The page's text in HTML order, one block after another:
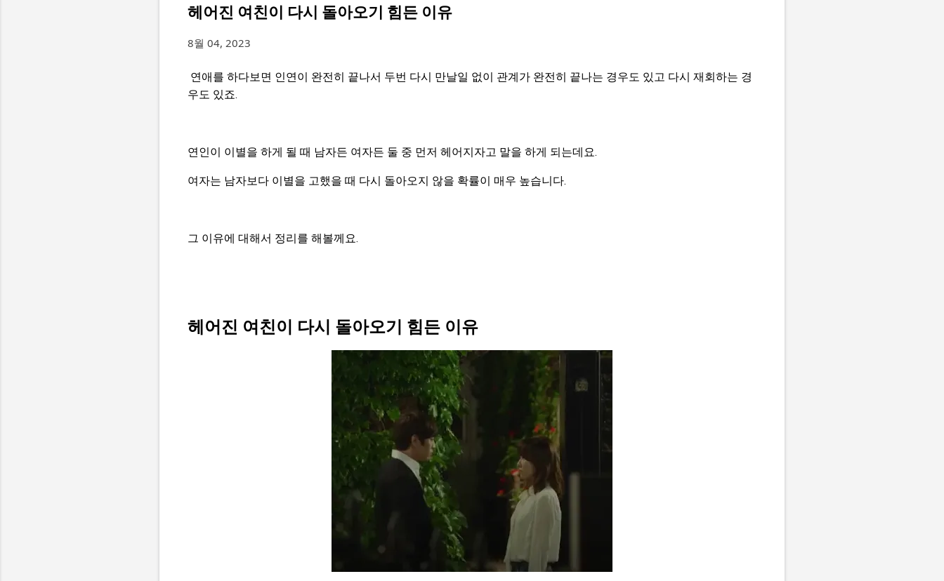
헤어진 여친이 다시 돌아오기 힘든 이유
8월 04, 2023
연애를 하다보면 인연이 완전히 끝나서 두번 다시 만날일 없이 관계가 완전히 끝나는 경우도 있고 다시 재회하는 경
우도 있죠.
연인이 이별을 하게 될 때 남자든 여자든 둘 중 먼저 헤어지자고 말을 하게 되는데요.
여자는 남자보다 이별을 고했을 때 다시 돌아오지 않을 확률이 매우 높습니다.
그 이유에 대해서 정리를 해볼께요.
헤어진 여친이 다시 돌아오기 힘든 이유